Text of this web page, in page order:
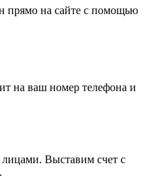
прямо на сайте с помощью
на ваш номер телефона и
Выставим счет с